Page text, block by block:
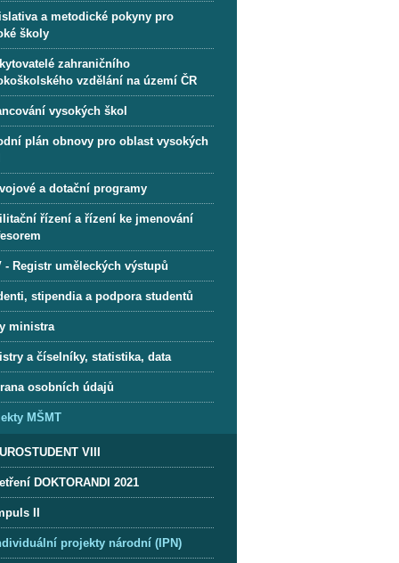
a metodické pokyny pro
školy
zahraničního
vzdělání na území ČR
vysokých škol
plán obnovy pro oblast vysokých
a dotační programy
řízení a řízení ke jmenování
- Registr uměleckých výstupů
stipendia a podpora studentů
ministra
a číselníky, statistika, data
osobních údajů
MŠMT
VIII
DOKTORANDI 2021
II
projekty národní (IPN)